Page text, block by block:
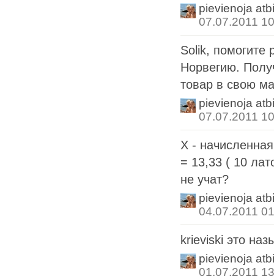
pievienoja
07.07.2011
Solik, помогите
Норвегию.
товар в свою
pievienoja
07.07.2011
X -
= 13,33 ( 10
не учат?
pievienoja
04.07.2011
krieviski это
pievienoja
01.07.2011